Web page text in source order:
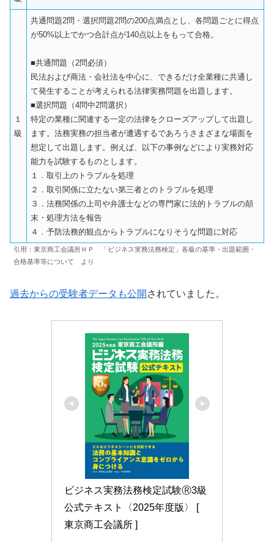
１
級
共通問題2問・選択問題2問の200点満点とし、各問題ごとに得点
が50%以上でかつ合計点が140点以上をもって合格。
■共通問題（2問必須）
民法および商法・会社法を中心に、できるだけ全業種に共通し
て発生することが考えられる法律実務問題を出題します。
■選択問題（4問中2問選択）
特定の業種に関連する一定の法律をクローズアップして出題し
ます。法務実務の担当者が遭遇するであろうさまざまな場面を
想定して出題します。例えば、以下の事例などにより実務対応
能力を試験するものとします。
１．取引上のトラブルを処理
２．取引関係に立たない第三者とのトラブルを処理
３．法務関係の上司や弁護士などの専門家に法的トラブルの顛
末・処理方法を報告
４．予防法務的観点からトラブルになりそうな問題に対応
引用：東京商工会議所ＨＰ 「ビジネス実務法務検定」各級の基準・出題範囲・
合格基準等について より
過去からの受験者データも公開 されていました。
ビジネス実務法務検定試験Ⓡ3級
公式テキスト〈2025年度版〉 [
東京商工会議所 ]